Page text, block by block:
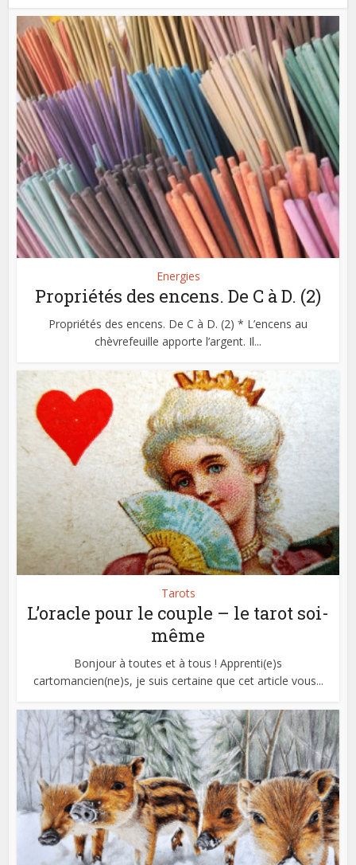
Energies
Propriétés des encens. De C à D. (2)
Propriétés des encens. De C à D. (2) * L’encens au
chèvrefeuille apporte l’argent. Il...
Tarots
L’oracle pour le couple – le tarot soi-
même
Bonjour à toutes et à tous ! Apprenti(e)s
cartomancien(ne)s, je suis certaine que cet article vous...